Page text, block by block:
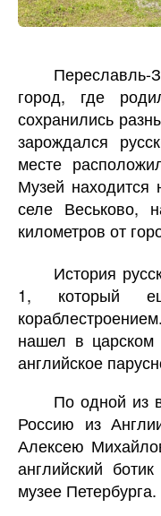
город, где
сохранились
зарождался
месте
Музей
селе Веськово,
километров от
История
1, который
нашел в
английское
По одной из
Россию из
Алексею
английский
музее Петербурга.